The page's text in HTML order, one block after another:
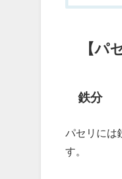
【パ
鉄分
パセリには
す。